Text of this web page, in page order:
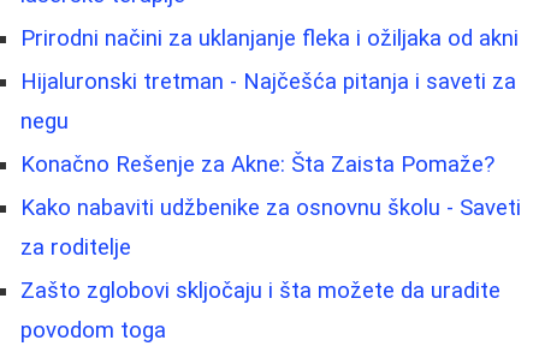
Prirodni načini za uklanjanje fleka i ožiljaka od akni
Hijaluronski tretman - Najčešća pitanja i saveti za
negu
Konačno Rešenje za Akne: Šta Zaista Pomaže?
Kako nabaviti udžbenike za osnovnu školu - Saveti
za roditelje
Zašto zglobovi skljočaju i šta možete da uradite
povodom toga